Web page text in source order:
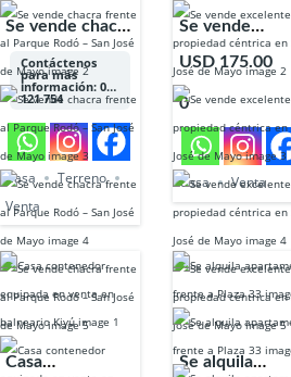
Se vende chacra
frente al Parque
Rodó – San José
de Mayo
Contáctenos
para más
información: 098
121 754
Casa
Terreno
Venta
Se vende
excelente
propiedad
céntrica en San
José de Mayo
USD 175.00
0
Casa Venta
Casa
Se alquila